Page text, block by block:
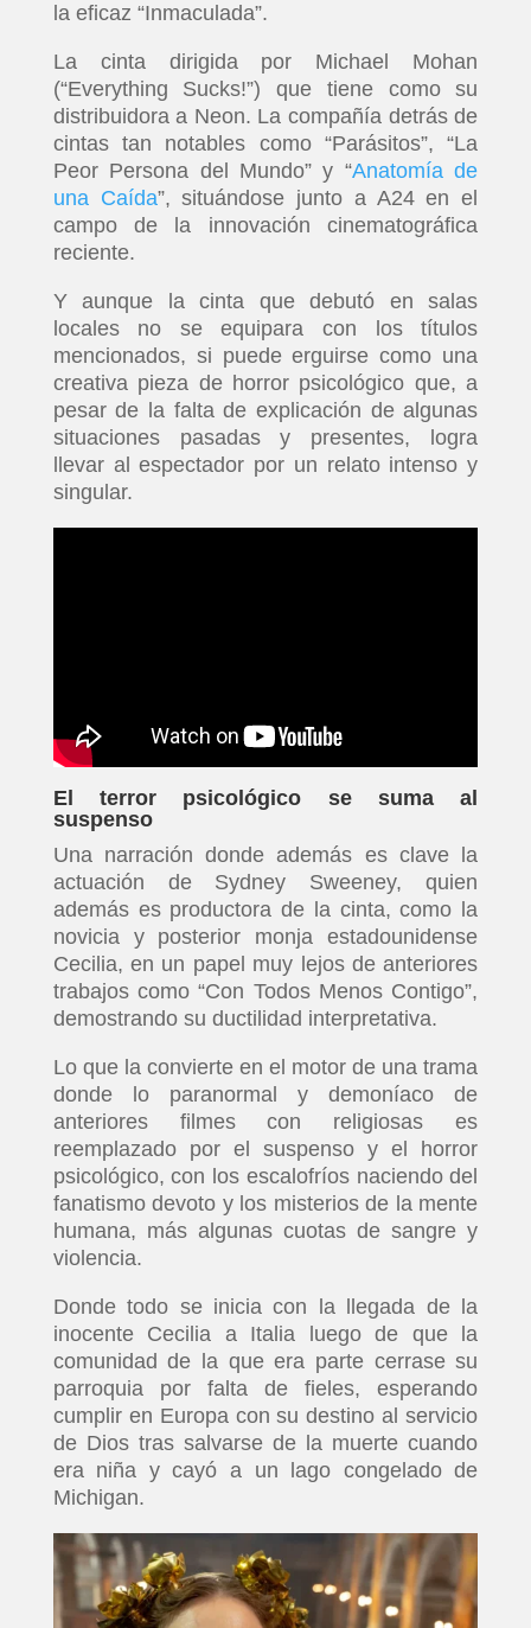
la eficaz “Inmaculada”.
La cinta dirigida por Michael Mohan
(“Everything Sucks!”) que tiene como su
distribuidora a Neon. La compañía detrás de
cintas tan notables como “Parásitos”, “La
Peor Persona del Mundo” y “Anatomía de
una Caída”, situándose junto a A24 en el
campo de la innovación cinematográfica
reciente.
Y aunque la cinta que debutó en salas
locales no se equipara con los títulos
mencionados, si puede erguirse como una
creativa pieza de horror psicológico que, a
pesar de la falta de explicación de algunas
situaciones pasadas y presentes, logra
llevar al espectador por un relato intenso y
singular.
El terror psicológico se suma al
suspenso
Una narración donde además es clave la
actuación de Sydney Sweeney, quien
además es productora de la cinta, como la
novicia y posterior monja estadounidense
Cecilia, en un papel muy lejos de anteriores
trabajos como “Con Todos Menos Contigo”,
demostrando su ductilidad interpretativa.
Lo que la convierte en el motor de una trama
donde lo paranormal y demoníaco de
anteriores filmes con religiosas es
reemplazado por el suspenso y el horror
psicológico, con los escalofríos naciendo del
fanatismo devoto y los misterios de la mente
humana, más algunas cuotas de sangre y
violencia.
Donde todo se inicia con la llegada de la
inocente Cecilia a Italia luego de que la
comunidad de la que era parte cerrase su
parroquia por falta de fieles, esperando
cumplir en Europa con su destino al servicio
de Dios tras salvarse de la muerte cuando
era niña y cayó a un lago congelado de
Michigan.